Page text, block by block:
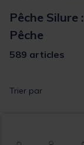
Pêche
Pêche
589 articles
Trier par